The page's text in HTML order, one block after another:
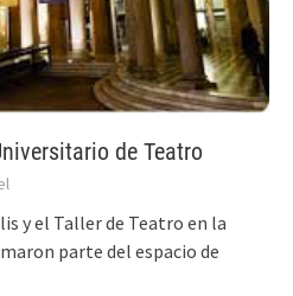
de Teatro
y el Taller de Teatro en la
parte del espacio de